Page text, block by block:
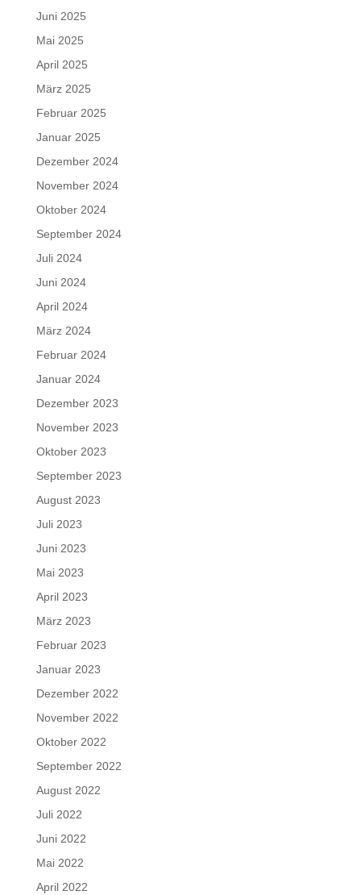
Juni 2025
Mai 2025
April 2025
März 2025
Februar 2025
Januar 2025
Dezember 2024
November 2024
Oktober 2024
September 2024
Juli 2024
Juni 2024
April 2024
März 2024
Februar 2024
Januar 2024
Dezember 2023
November 2023
Oktober 2023
September 2023
August 2023
Juli 2023
Juni 2023
Mai 2023
April 2023
März 2023
Februar 2023
Januar 2023
Dezember 2022
November 2022
Oktober 2022
September 2022
August 2022
Juli 2022
Juni 2022
Mai 2022
April 2022